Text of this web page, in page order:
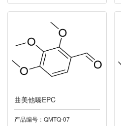
027丁酸氯维地平
028尼莫地平
030多索茶碱
曲美他嗪EPC
产品编号：QMTQ-07